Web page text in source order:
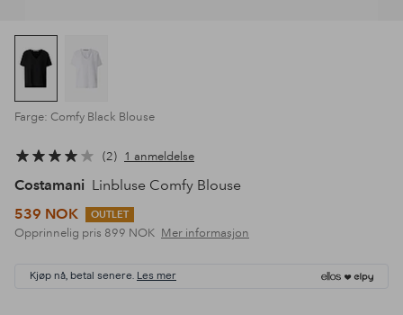
Farge: Comfy Black Blouse
2 1 anmeldelse
Costamani Linbluse Comfy Blouse
539 NOK
OUTLET
Opprinnelig pris 899 NOK Mer informasjon
Kjøp nå, betal senere. Les mer